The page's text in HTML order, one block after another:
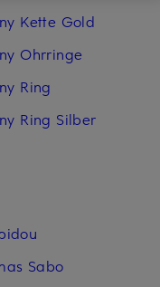
Kette Gold
Ohrringe
Ring
Ring Silber
Sabo